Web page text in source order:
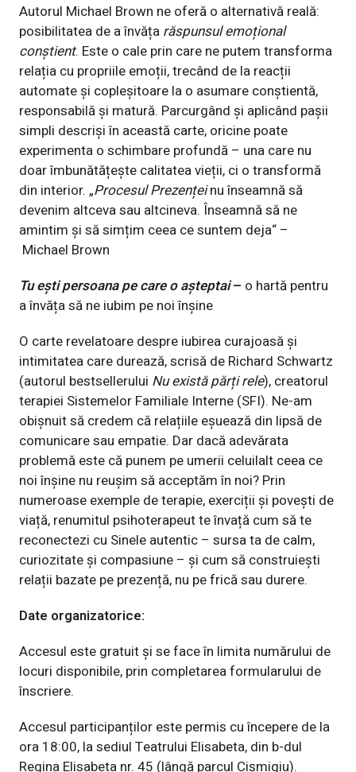
Autorul Michael Brown ne oferă o alternativă reală:
posibilitatea de a învăța răspunsul emoțional
conștient. Este o cale prin care ne putem transforma
relația cu propriile emoții, trecând de la reacții
automate și copleșitoare la o asumare conștientă,
responsabilă și matură. Parcurgând și aplicând pașii
simpli descriși în această carte, oricine poate
experimenta o schimbare profundă – una care nu
doar îmbunătățește calitatea vieții, ci o transformă
din interior. „Procesul Prezențeinu înseamnă să
devenim altceva sau altcineva. Înseamnă să ne
amintim și să simțim ceea ce suntem deja“ –
Michael Brown
Tu ești persoana pe care o așteptai – o hartă pentru
a învăța să ne iubim pe noi înșine
O carte revelatoare despre iubirea curajoasă și
intimitatea care durează, scrisă de Richard Schwartz
(autorul bestsellerului Nu există părți rele), creatorul
terapiei Sistemelor Familiale Interne (SFI). Ne-am
obișnuit să credem că relațiile eșuează din lipsă de
comunicare sau empatie. Dar dacă adevărata
problemă este că punem pe umerii celuilalt ceea ce
noi înșine nu reușim să acceptăm în noi? Prin
numeroase exemple de terapie, exerciții și povești de
viață, renumitul psihoterapeut te învață cum să te
reconectezi cu Sinele autentic – sursa ta de calm,
curiozitate și compasiune – și cum să construiești
relații bazate pe prezență, nu pe frică sau durere.
Date organizatorice:
Accesul este gratuit și se face în limita numărului de
locuri disponibile, prin completareaformularului de
înscriere.
Accesul participanților este permis cu începere de la
ora 18:00, la sediul Teatrului Elisabeta, din b-dul
Regina Elisabeta nr. 45 (lângă parcul Cișmigiu).